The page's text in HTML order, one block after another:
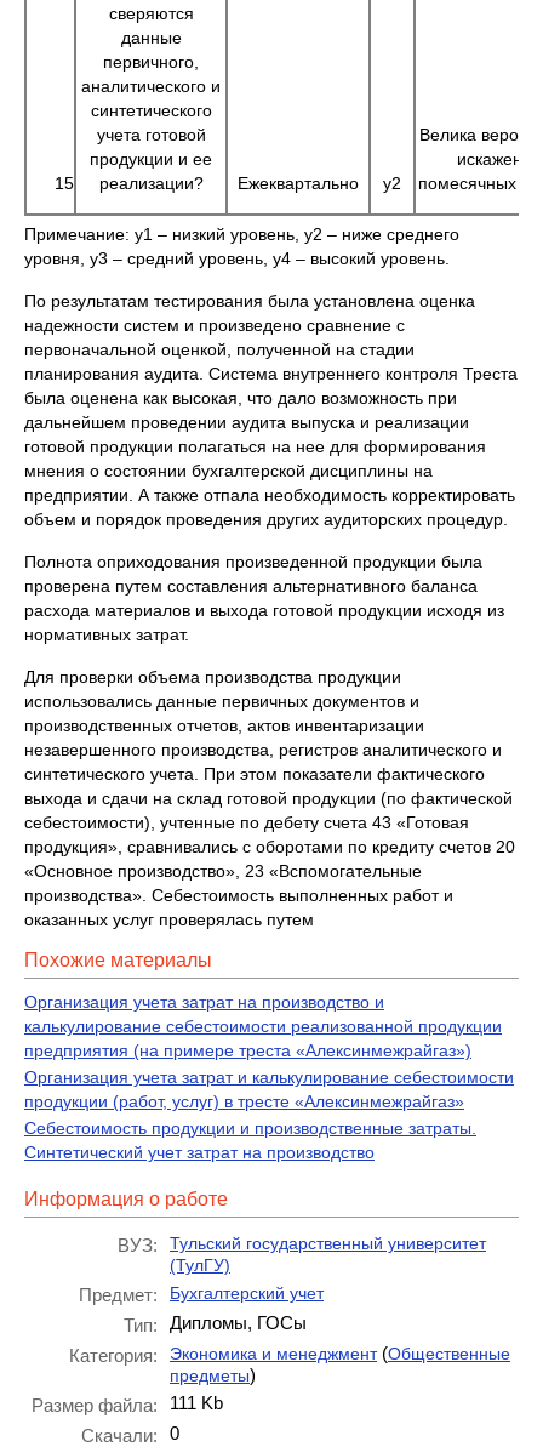
15
сверяются
данные
первичного,
аналитического и
синтетического
учета готовой
продукции и ее
реализации?
Ежеквартально у2
Велика
искажения
помесячных
Примечание: у1 – низкий уровень, у2 – ниже среднего
уровня, у3 – средний уровень, у4 – высокий уровень.
По результатам тестирования была установлена оценка
надежности систем и произведено сравнение с
первоначальной оценкой, полученной на стадии
планирования аудита. Система внутреннего контроля Треста
была оценена как высокая, что дало возможность при
дальнейшем проведении аудита выпуска и реализации
готовой продукции полагаться на нее для формирования
мнения о состоянии бухгалтерской дисциплины на
предприятии. А также отпала необходимость корректировать
объем и порядок проведения других аудиторских процедур.
Полнота оприходования произведенной продукции была
проверена путем составления альтернативного баланса
расхода материалов и выхода готовой продукции исходя из
нормативных затрат.
Для проверки объема производства продукции
использовались данные первичных документов и
производственных отчетов, актов инвентаризации
незавершенного производства, регистров аналитического и
синтетического учета. При этом показатели фактического
выхода и сдачи на склад готовой продукции (по фактической
себестоимости), учтенные по дебету счета 43 «Готовая
продукция», сравнивались с оборотами по кредиту счетов 20
«Основное производство», 23 «Вспомогательные
производства». Себестоимость выполненных работ и
оказанных услуг проверялась путем
Похожие материалы
Организация учета затрат на производство и
калькулирование себестоимости реализованной продукции
предприятия (на примере треста «Алексинмежрайгаз»)
Организация учета затрат и калькулирование себестоимости
продукции (работ, услуг) в тресте «Алексинмежрайгаз»
Себестоимость продукции и производственные затраты.
Синтетический учет затрат на производство
Информация о работе
ВУЗ:
Тульский государственный университет
(ТулГУ)
Предмет: Бухгалтерский учет
Тип:
Дипломы, ГОСы
Категория:
Экономика и менеджмент(Общественные
предметы)
Размер файла:
111 Kb
Скачали:
0